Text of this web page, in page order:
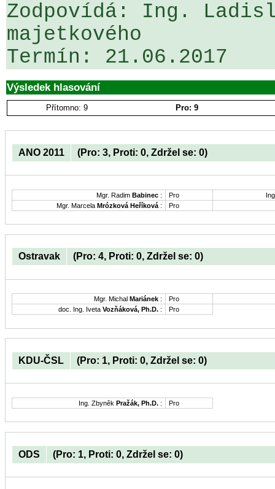
Zodpovídá: Ing.
majetkového
Výsledek hlasování
Přítomno: 9 Pro: 9
ANO 2011 (Pro: 3, Proti: 0, Zdržel se: 0)
Mgr. Radim Babinec : Pro
Mgr. Marcela Mrózková Heříková : Pro
Ostravak (Pro: 4, Proti: 0, Zdržel se: 0)
Mgr. Michal Mariánek :
Pro
doc. Ing. Iveta Vozňáková, Ph.D. : Pro
KDU-ČSL (Pro: 1, Proti: 0, Zdržel se: 0)
Ing. Zbyněk Pražák, Ph.D. : Pro
ODS (Pro: 1, Proti: 0, Zdržel se: 0)